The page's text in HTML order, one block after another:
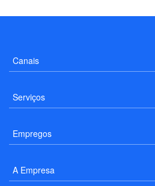
Canais
Serviços
Empregos
A Empresa